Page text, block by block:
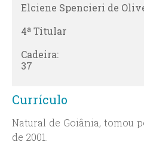
Elciene Spencieri de
4ª Titular
Cadeira:
37
Currículo
Natural de Goiânia, tomou
de 2001.